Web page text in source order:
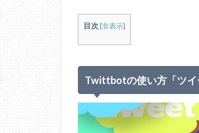
目次 [非表示]
Twittbotの使い方「ツイ